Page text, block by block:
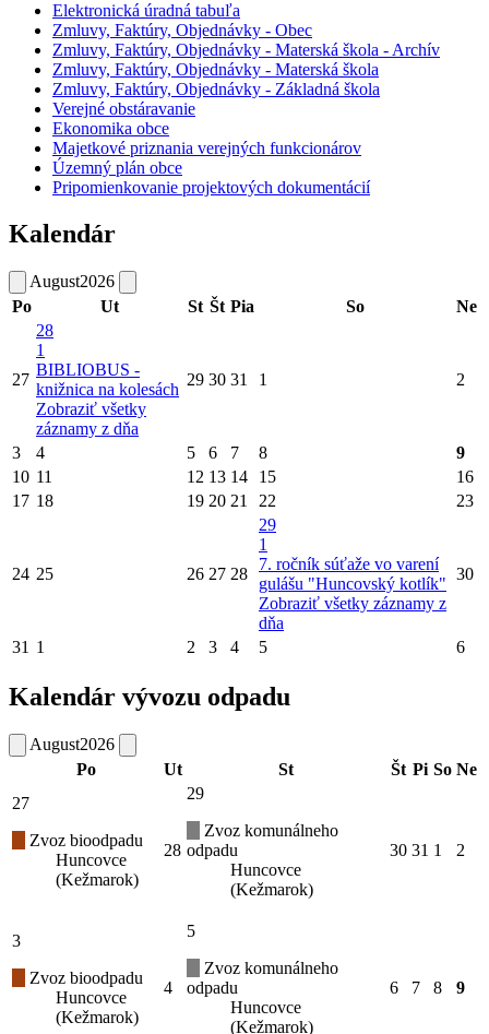
Elektronická úradná tabuľa
Zmluvy, Faktúry, Objednávky - Obec
Zmluvy, Faktúry, Objednávky - Materská škola - Archív
Zmluvy, Faktúry, Objednávky - Materská škola
Zmluvy, Faktúry, Objednávky - Základná škola
Verejné obstáravanie
Ekonomika obce
Majetkové priznania verejných funkcionárov
Územný plán obce
Pripomienkovanie projektových dokumentácií
Kalendár
August2026
Po
Ut St Št Pia So Ne
27
28
1
BIBLIOBUS -
knižnica na kolesách
Zobraziť všetky
záznamy z dňa
29 30 31 1 2
3 4 5 6 7 8
9
10 11 12 13 14 15
16
17 18 19 20 21 22 23
24 25 26 27 28
29
1
7. ročník súťaže vo varení
gulášu "Huncovský kotlík"
Zobraziť všetky záznamy z
dňa
30
31 1 2 3 4 5 6
Kalendár vývozu odpadu
August2026
Po
Ut St Št Pi So Ne
27
Zvoz bioodpadu
Huncovce
(Kežmarok)
28
29
Zvoz komunálneho
odpadu
Huncovce
(Kežmarok)
30 31 1 2
3
Zvoz bioodpadu
Huncovce
(Kežmarok)
4
5
Zvoz komunálneho
odpadu
Huncovce
(Kežmarok)
6 7 8 9